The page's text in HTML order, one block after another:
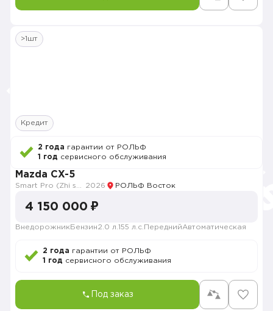
>1шт
Кредит
2 года гарантии от РОЛЬФ
1 год сервисного обслуживания
Mazda CX-5
2026 РОЛЬФ Восток
4 150 000 ₽
Внедорожник Бензин2.0 л. 155 л.с. ПереднийАвтоматическая
2 года гарантии от РОЛЬФ
1 год сервисного обслуживания
Под заказ